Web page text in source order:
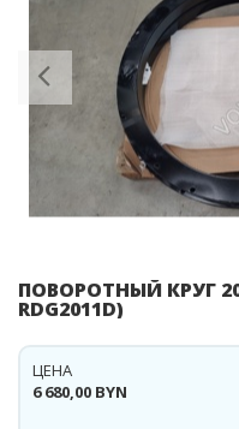
Previous
ПОВОРОТНЫЙ КРУГ 20
RDG2011D)
6 680,00 BYN
ЦЕНА